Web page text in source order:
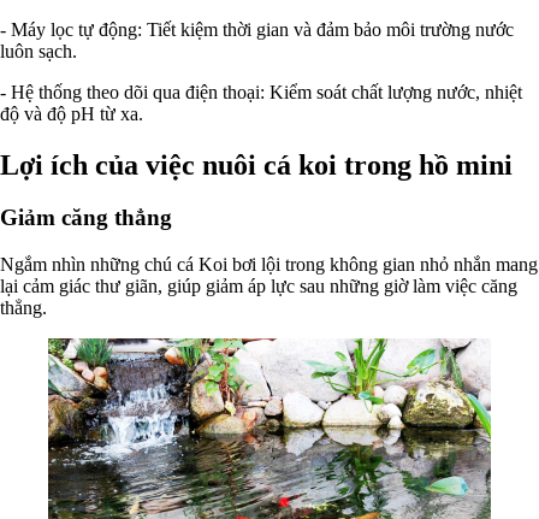
- Máy lọc tự động: Tiết kiệm thời gian và đảm bảo môi trường nước
luôn sạch.
- Hệ thống theo dõi qua điện thoại: Kiểm soát chất lượng nước, nhiệt
độ và độ pH từ xa.
Lợi ích của việc nuôi cá koi trong hồ mini
Giảm căng thẳng
Ngắm nhìn những chú cá Koi bơi lội trong không gian nhỏ nhắn mang
lại cảm giác thư giãn, giúp giảm áp lực sau những giờ làm việc căng
thẳng.